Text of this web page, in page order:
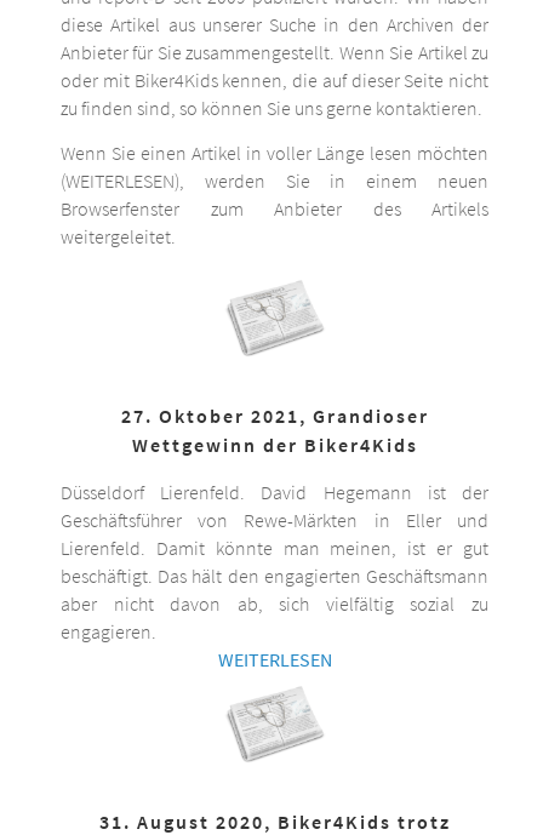
diese Artikel aus unserer Suche in den Archiven der
Anbieter für Sie zusammengestellt. Wenn Sie Artikel zu
oder mit Biker4Kids kennen, die auf dieser Seite nicht
zu finden sind, so können Sie uns gerne kontaktieren.
Wenn Sie einen Artikel in voller Länge lesen möchten
(WEITERLESEN), werden Sie in einem neuen
Browserfenster zum Anbieter des Artikels
weitergeleitet.
27. Oktober 2021, Grandioser
Wettgewinn der Biker4Kids
Düsseldorf Lierenfeld. David Hegemann ist der
Geschäftsführer von Rewe-Märkten in Eller und
Lierenfeld. Damit könnte man meinen, ist er gut
beschäftigt. Das hält den engagierten Geschäftsmann
aber nicht davon ab, sich vielfältig sozial zu
engagieren.
WEITERLESEN
31. August 2020, Biker4Kids trotz